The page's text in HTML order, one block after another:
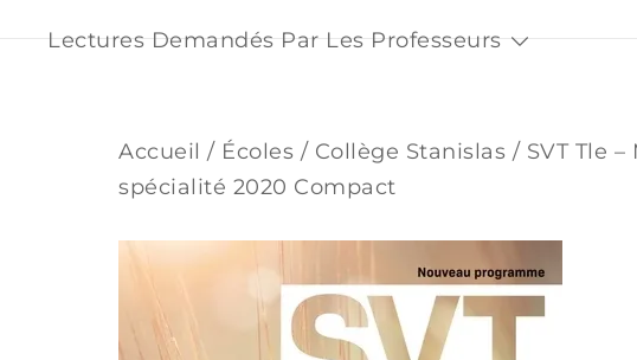
Lectures Demandés Par Les Professeurs
Accueil / Écoles / Collège Stanislas / SVT Tle
spécialité 2020 Compact